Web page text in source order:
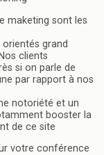
maketing sont les
grand
clients
si on parle de
par rapport à nos
notoriété et un
booster la
de ce site
votre conférence